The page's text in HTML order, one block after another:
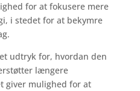
for at fokusere mere
i stedet for at bekymre
udtryk for, hvordan den
længere
giver mulighed for at